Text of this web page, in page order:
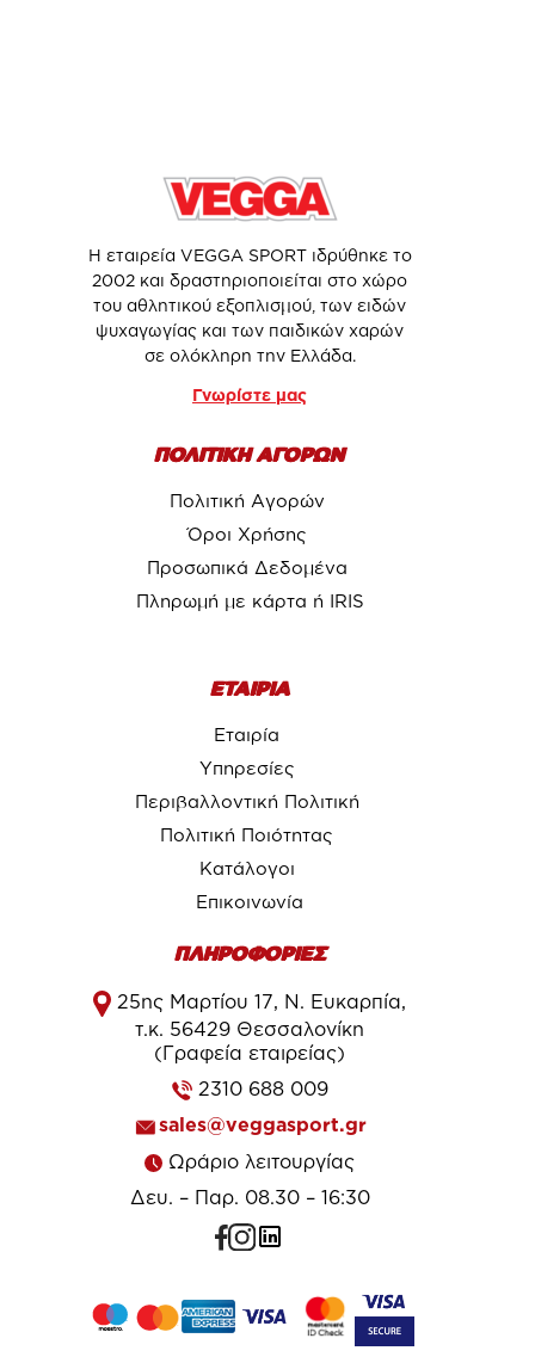
Η εταιρεία VEGGA SPORT ιδρύθηκε το
2002 και δραστηριοποιείται στο χώρο
του αθλητικού εξοπλισμού, των ειδών
ψυχαγωγίας και των παιδικών χαρών
σε ολόκληρη την Ελλάδα.
Γνωρίστε μας
ΠΟΛΙΤΙΚΗ ΑΓΟΡΩΝ
Πολιτική Αγορών
Όροι Χρήσης
Προσωπικά Δεδομένα
Πληρωμή με κάρτα ή IRIS
ΕΤΑΙΡΙΑ
Εταιρία
Υπηρεσίες
Περιβαλλοντική Πολιτική
Πολιτική Ποιότητας
Κατάλογοι
Επικοινωνία
ΠΛΗΡΟΦΟΡΙΕΣ
25ης Μαρτίου 17, Ν. Ευκαρπία,
τ.κ. 56429 Θεσσαλονίκη
(Γραφεία εταιρείας)
2310 688 009
sales@veggasport.gr
Ωράριο λειτουργίας
Δευ. – Παρ. 08.30 – 16:30